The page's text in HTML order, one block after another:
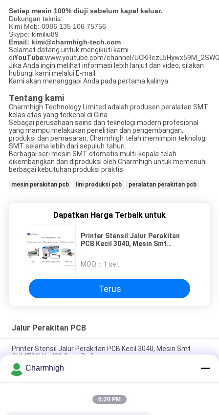
Setiap mesin 100% diuji sebelum kapal keluar.
Dukungan teknis:
Kimi Mob: 0086 135 106 75756
Skype: kimiliu89
Email: kimi@charmhigh-tech.com
Selamat datang untuk mengikuti kami
diYouTube:www.youtube.com/channel/
Jika Anda ingin melihat informasi lebih lanjut dan video, silakan
hubungi kami melalui E-mail.
Kami akan menanggapi Anda pada pertama kalinya.
Tentang kami
Charmhigh Technology Limited adalah produsen peralatan SMT
kelas atas yang terkenal di Cina.
Sebagai perusahaan sains dan teknologi modern profesional
yang mampu melakukan penelitian dan pengembangan,
produksi dan pemasaran, Charmhigh telah memimpin teknologi
SMT selama lebih dari sepuluh tahun.
Berbagai seri mesin SMT otomatis multi-kepala telah
dikembangkan dan diproduksi oleh Charmhigh untuk memenuhi
berbagai kebutuhan produksi praktis.
mesin perakitan pcb lini produksi pcb peralatan perakitan pcb
Dapatkan Harga Terbaik untuk
Printer Stensil Jalur Perakitan
PCB Kecil 3040, Mesin Smt
MOQ： 1 set
Terus
Jalur Perakitan PCB
Printer Stensil Jalur Perakitan PCB Kecil 3040, Mesin Smt
CHMT36VA, 420 Oven Reflow
Printer Stensil 3040 / CHMT48VB + Pengumpan Getaran, Jalur
Perakitan PCB SMT / Oven Aliran Ulang BRT-420
4 Kepala SMT Chip Mounter Stensil Printing T962C Reflow
Charmhigh
6:20 PM